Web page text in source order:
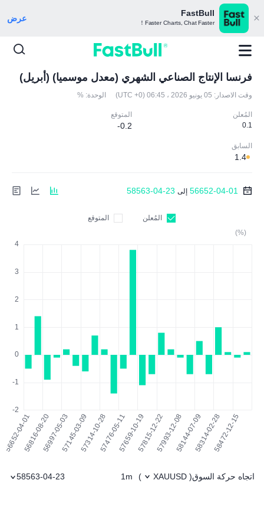
FastBull
Faster Charts, Chat Faster！ عرض
فرنسا الإنتاج الصناعي الشهري (معدل موسميا) (أبريل)
وقت الاصدار: 05 يونيو 2026 ، 06:45 (UTC +0) الوحدة: %
المُعلن
0.1
المتوقع
-0.2
السابق
1.4
56652-04-01 إلى 58563-04-23
المُعلن
المتوقع
(%)
اتجاه حركة السوق(
XAUUSD
)
1m
58563-04-23